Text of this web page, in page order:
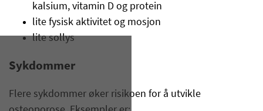
kalsium, vitamin D og protein
lite fysisk aktivitet og mosjon
lite sollys
Sykdommer
Flere sykdommer øker risikoen for å utvikle